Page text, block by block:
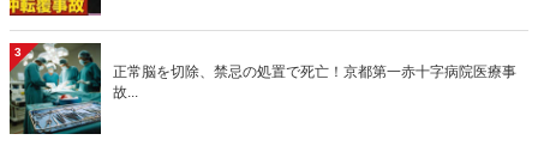
3
正常脳を切除、禁忌の処置で死亡！京都第一赤十字病院医療事
故...